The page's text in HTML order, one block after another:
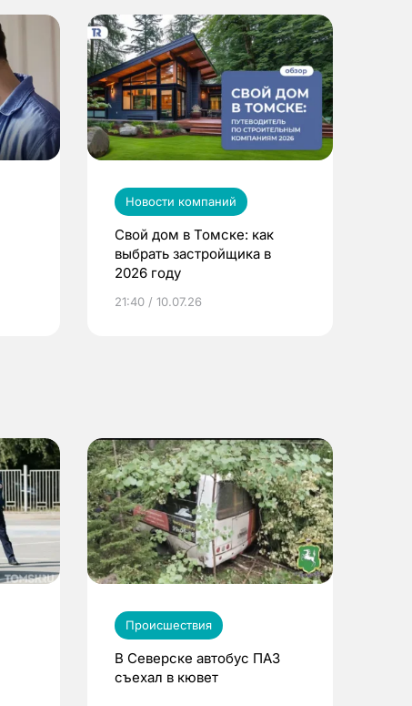
Новости компаний
Свой дом в Томске: как
выбрать застройщика в
2026 году
21:40 / 10.07.26
Происшествия
В Северске автобус ПАЗ
съехал в кювет